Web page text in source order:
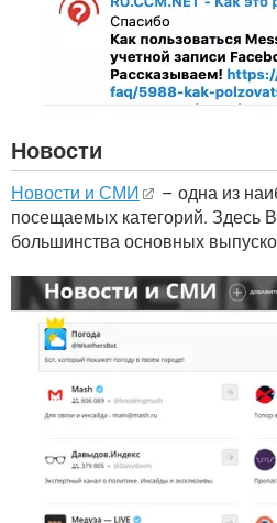
Новости
Новости и СМИ
– одна из
посещаемых категорий. Здесь
большинства основных